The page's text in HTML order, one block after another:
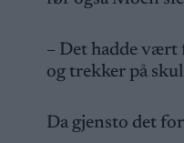
– Det hadde vært
og trekker på
Da gjensto det